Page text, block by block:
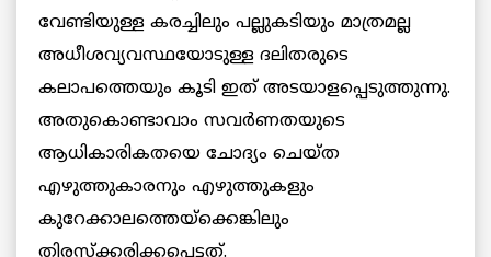
വേണ്ടിയുള്ള കരച്ചിലും പല്ലുകടിയും മാത്രമല്ല
അധീശവ്യവസ്ഥയോടുള്ള ദലിതരുടെ
കലാപത്തെയും കൂടി ഇത് അടയാളപ്പെടുത്തുന്നു.
അതുകൊണ്ടാവാം സവര്‍ണതയുടെ
ആധികാരികതയെ ചോദ്യം ചെയ്ത
എഴുത്തുകാരനും എഴുത്തുകളും
കുറേക്കാലത്തെയ്ക്കെങ്കിലും
തിരസ്ക്കരിക്കപ്പെട്ടത്.